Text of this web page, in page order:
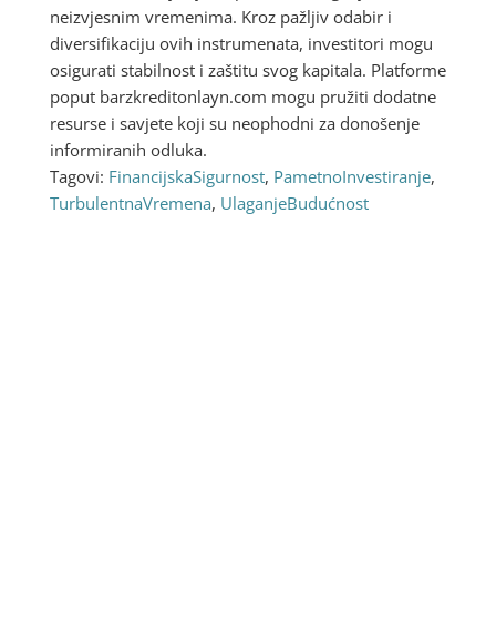
neizvjesnim vremenima. Kroz pažljiv odabir i
diversifikaciju ovih instrumenata, investitori mogu
osigurati stabilnost i zaštitu svog kapitala. Platforme
poput barzkreditonlayn.com mogu pružiti dodatne
resurse i savjete koji su neophodni za donošenje
informiranih odluka.
Tagovi: FinancijskaSigurnost, PametnoInvestiranje,
TurbulentnaVremena, UlaganjeBudućnost